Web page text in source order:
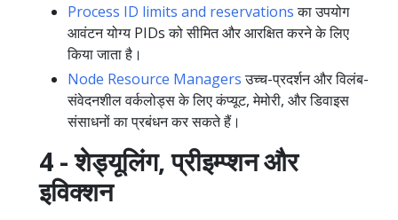
Process ID limits and reservationsका उपयोग
आवंटन योग्य PIDs को सीमित और आरक्षित करने के लिए
किया जाता है।
Node Resource Managersउच्च-प्रदर्शन और विलंब-
संवेदनशील वर्कलोड्स के लिए कंप्यूट, मेमोरी, और डिवाइस
संसाधनों का प्रबंधन कर सकते हैं।
4 - शेड्यूलिंग, प्रीइम्प्शन और
इविक्शन